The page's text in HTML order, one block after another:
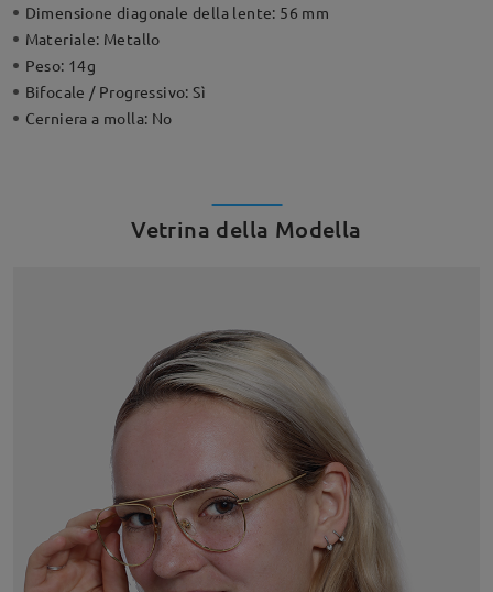
Dimensione diagonale della lente: 56 mm
Materiale: Metallo
Peso: 14g
Bifocale / Progressivo:Sì
Cerniera a molla: No
Vetrina della Modella